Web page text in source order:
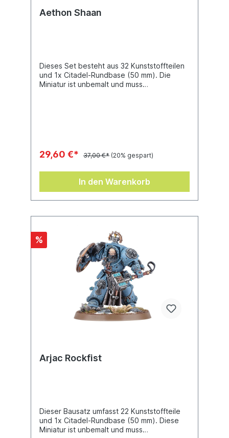
Aethon Shaan
Dieses Set besteht aus 32 Kunststoffteilen
und 1x Citadel-Rundbase (50 mm). Die
Miniatur ist unbemalt und muss
29,60 €* 37,00 €* (20% gespart)
In den Warenkorb
%
Arjac Rockfist
Dieser Bausatz umfasst 22 Kunststoffteile
und 1x Citadel-Rundbase (50 mm). Diese
Miniatur ist unbemalt und muss